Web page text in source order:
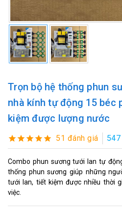
Trọn bộ hệ thống phun
nhà kính tự động 15 béc
kiệm được lượng nước
51 đánh giá
Combo phun sương tưới lan tự
thống phun sương giúp những
tưới lan, tiết kiệm được nhiều thời
việc.